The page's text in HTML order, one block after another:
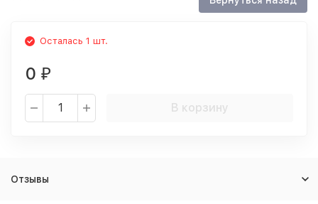
Осталась 1 шт.
0 ₽
В корзину
Отзывы